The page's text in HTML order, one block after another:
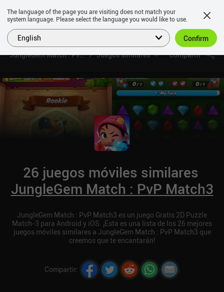
JungleGem Match : PvP Match3Juegos similares Compartir
26 juegos móviles similares
JungleGem Match : PvP Match3
JungleGem Match : PvP Match3 es un juego Gratis 2D Puzzle
Match-3 para Android y iOS. ¡Esta es una lista de los 26 mejores
juegos móviles similares a JungleGem Match : PvP Match3 que
creemos que te encantarán!
Compartir:
The language of the page you are visiting does not match your
system language. Please select the language you would like to use.
English Confirm